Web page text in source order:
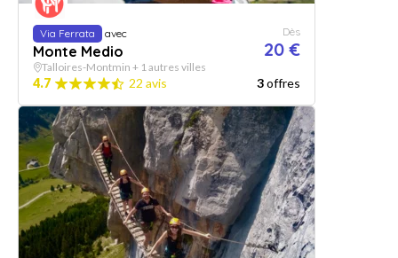
Via Ferrata avec
Monte Medio
Dès
20 €
Talloires-Montmin + 1 autres villes
4.7 22 avis 3offres